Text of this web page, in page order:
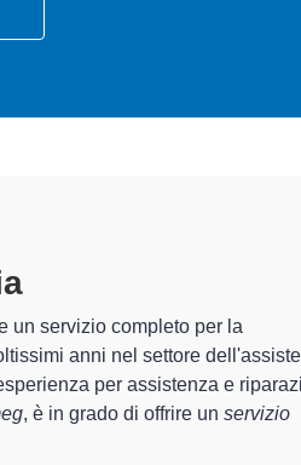
pluriennale nel territorio di
Smeg a Carpignano Sesia,
di diverse tipologie sugli